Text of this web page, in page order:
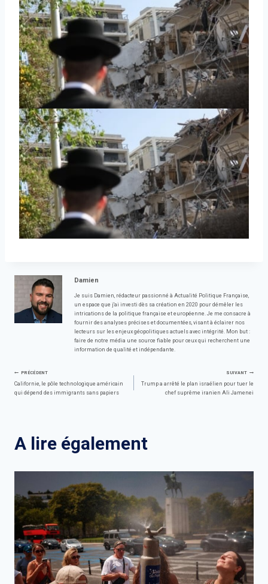
Damien
Je suis Damien, rédacteur passionné à Actualité Politique Française,
un espace que j'ai investi dès sa création en 2020 pour démêler les
intrications de la politique française et européenne. Je me consacre à
fournir des analyses précises et documentées, visant à éclairer nos
lecteurs sur les enjeux géopolitiques actuels avec intégrité. Mon but :
faire de notre média une source fiable pour ceux qui recherchent une
information de qualité et indépendante.
Navigation
PRÉCÉDENT
Californie, le pôle technologique américain
qui dépend des immigrants sans papiers
SUIVANT
Trump a arrêté le plan israélien pour tuer le
chef suprême iranien Ali Jamenei
A lire également